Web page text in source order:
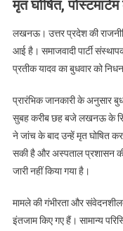
मृत घोषित,
लखनऊ। उत्तर प्रदेश की
आई है। समाजवादी पार्टी
प्रतीक यादव का बुधवार को
प्रारंभिक जानकारी के अनुसार
सुबह करीब छह बजे लखनऊ के
ने जांच के बाद उन्हें मृत घोषित
सकी है और अस्पताल प्रशासन
जारी नहीं किया गया है।
मामले की गंभीरता और
इंतजाम किए गए हैं। सामान्य